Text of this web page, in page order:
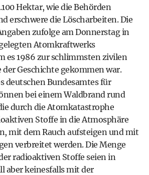
Hektar, wie die Behörden
erschwere die Löscharbeiten. Die
zufolge am Donnerstag in
Atomkraftwerks
es 1986 zur schlimmsten zivilen
Geschichte gekommen war.
deutschen Bundesamtes für
bei einem Waldbrand rund
durch die Atomkatastrophe
Stoffe in die Atmosphäre
mit dem Rauch aufsteigen und mit
verbreitet werden. Die Menge
radioaktiven Stoffe seien in
aber keinesfalls mit der